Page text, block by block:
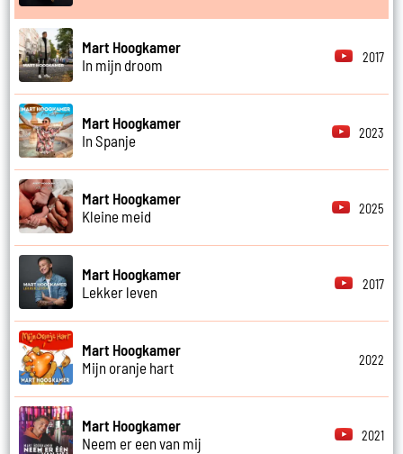
Mart Hoogkamer
In mijn droom
2017
Mart Hoogkamer
In Spanje
2023
Mart Hoogkamer
Kleine meid
2025
Mart Hoogkamer
Lekker leven
2017
Mart Hoogkamer
Mijn oranje hart
2022
Mart Hoogkamer
Neem er een van mij
2021